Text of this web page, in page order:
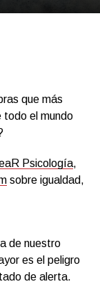
que más
todo el mundo
Psicología,
sobre igualdad,
de nuestro
es el peligro
de alerta.